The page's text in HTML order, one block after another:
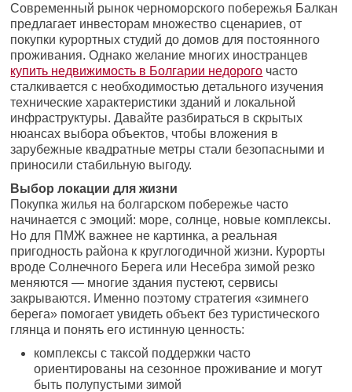
Современный рынок черноморского побережья Балкан
предлагает инвесторам множество сценариев, от
покупки курортных студий до домов для постоянного
проживания. Однако желание многих иностранцев
купить недвижимость в Болгарии недорого часто
сталкивается с необходимостью детального изучения
технические характеристики зданий и локальной
инфраструктуры. Давайте разбираться в скрытых
нюансах выбора объектов, чтобы вложения в
зарубежные квадратные метры стали безопасными и
приносили стабильную выгоду.
Выбор локации для жизни
Покупка жилья на болгарском побережье часто
начинается с эмоций: море, солнце, новые комплексы.
Но для ПМЖ важнее не картинка, а реальная
пригодность района к круглогодичной жизни. Курорты
вроде Солнечного Берега или Несебра зимой резко
меняются — многие здания пустеют, сервисы
закрываются. Именно поэтому стратегия «зимнего
берега» помогает увидеть объект без туристического
глянца и понять его истинную ценность:
комплексы с таксой поддержки часто
ориентированы на сезонное проживание и могут
быть полупустыми зимой